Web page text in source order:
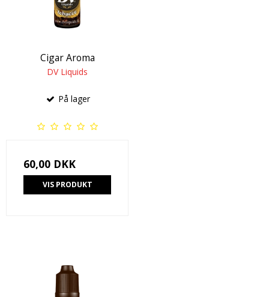
Cigar Aroma
DV Liquids
På lager
60,00 DKK
VIS PRODUKT